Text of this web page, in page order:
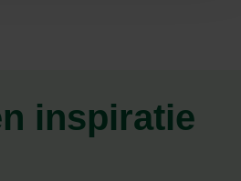
inspiratie